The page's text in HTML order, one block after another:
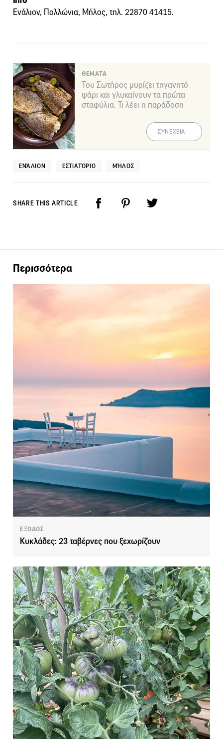
Ενάλιον, Πολλώνια, Μήλος, τηλ. 22870 41415.
ΘΕΜΑΤΑ
Του Σωτήρος μυρίζει τηγανητό
ψάρι και γλυκαίνουν τα πρώτα
σταφύλια. Τι λέει η παράδοση
ΣΥΝΕΧΕΙΑ
ΕΝΆΛΙΟΝ ΕΣΤΙΑΤΌΡΙΟ ΜΉΛΟΣ
SHARE THIS ARTICLE
Περισσότερα
ΕΞΟΔΟΣ
Κυκλάδες: 23 ταβέρνες που ξεχωρίζουν